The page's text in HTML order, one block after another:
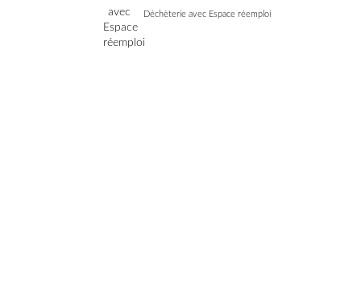
Déchèterie avec Espace réemploi